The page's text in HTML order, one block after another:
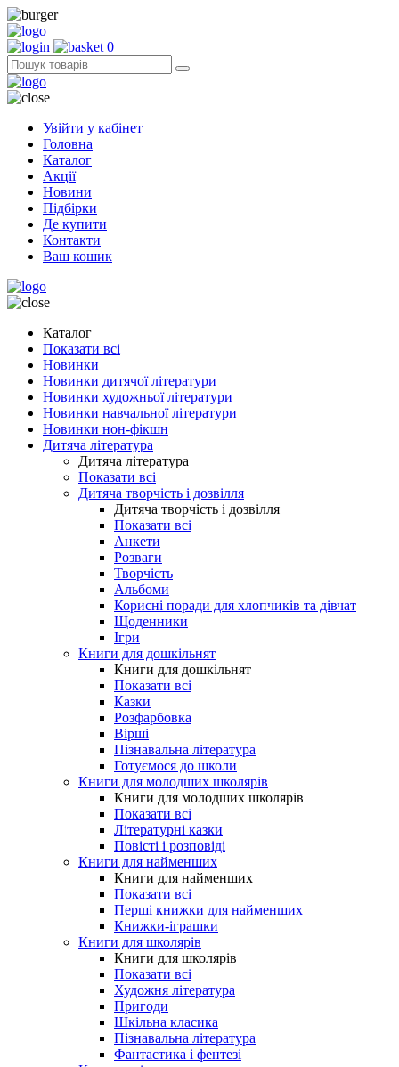
0
Увійти у кабінет
Головна
Каталог
Акції
Новини
Підбірки
Де купити
Контакти
Ваш кошик
Каталог
Показати всі
Новинки
Новинки дитячої літератури
Новинки художньої літератури
Новинки навчальної літератури
Новинки нон-фікшн
Дитяча література
Дитяча література
Показати всі
Дитяча творчість і дозвілля
Дитяча творчість і дозвілля
Показати всі
Анкети
Розваги
Творчість
Альбоми
Корисні поради для хлопчиків та дівчат
Щоденники
Ігри
Книги для дошкільнят
Книги для дошкільнят
Показати всі
Казки
Розфарбовка
Вірші
Пізнавальна література
Готуємося до школи
Книги для молодших школярів
Книги для молодших школярів
Показати всі
Літературні казки
Повісті і розповіді
Книги для найменших
Книги для найменших
Показати всі
Перші книжки для найменших
Книжки-іграшки
Книги для школярів
Книги для школярів
Показати всі
Художня література
Пригоди
Шкільна класика
Пізнавальна література
Фантастика і фентезі